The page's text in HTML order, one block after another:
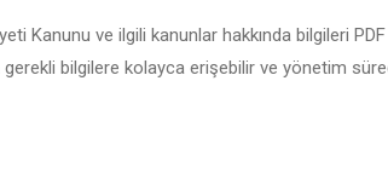
Kanunu ve ilgili kanunlar hakkında bilgileri
bilgilere kolayca erişebilir ve yönetim